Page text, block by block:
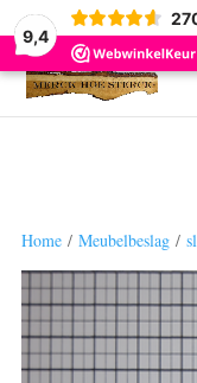
9,4
Home/ Meubelbeslag/